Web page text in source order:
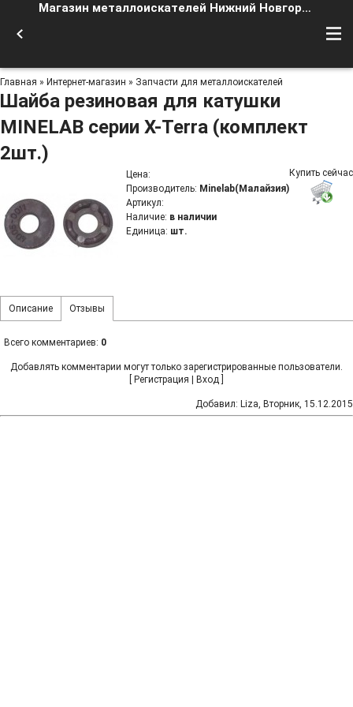
Магазин металлоискателей Нижний Новгород
Главная » Интернет-магазин » Запчасти для металлоискателей
Шайба резиновая для катушки
MINELAB серии X-Terra (комплект
2шт.)
Цена:
Производитель: Minelab(Малайзия)
Артикул:
Наличие: в наличии
Единица: шт.
Купить сейчас
Описание Отзывы
Всего комментариев: 0
Добавлять комментарии могут только зарегистрированные пользователи.
Регистрация Вход
Добавил: Liza, Вторник, 15.12.2015